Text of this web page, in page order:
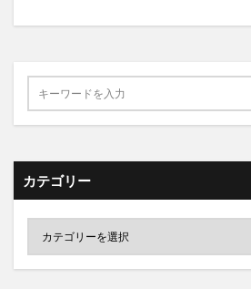
カテゴリー